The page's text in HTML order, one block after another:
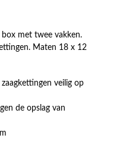
met twee vakken.
Maten 18 x 12
veilig op
de opslag van